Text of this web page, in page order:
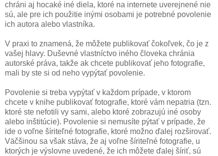
chráni aj hocaké iné diela, ktoré na internete uverejnené nie
sú, ale pre ich použitie inými osobami je potrebné povolenie
ich autora alebo vlastníka.
V praxi to znamená, že môžete publikovať čokoľvek, čo je z
vašej hlavy. Duševné vlastníctvo iného človeka chránia
autorské práva, takže ak chcete publikovať jeho fotografie,
mali by ste si od neho vypýtať povolenie.
Povolenie si treba vypýtať v každom prípade, v ktorom
chcete v knihe publikovať fotografie, ktoré vám nepatria (tzn.
ktoré ste nefotili vy sami, alebo ktoré zobrazujú iné osoby
alebo inštitúcie). Povolenie si nemusíte pýtať v prípade, že
ide o voľne šíriteľné fotografie, ktoré možno ďalej rozširovať.
Väčšinou sa však stáva, že aj voľne šíriteľné fotografie, u
ktorých je výslovne uvedené, že ich môžete ďalej šíriť, sú